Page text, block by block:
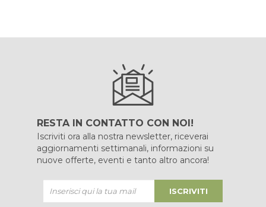
RESTA IN CONTATTO CON NOI!
Iscriviti ora alla nostra newsletter, riceverai
aggiornamenti settimanali, informazioni su
nuove offerte, eventi e tanto altro ancora!
ISCRIVITI